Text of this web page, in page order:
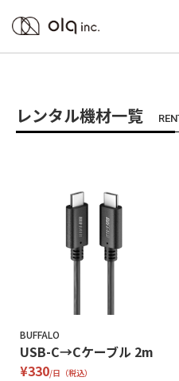
レンタル機材一覧
BUFFALO
USB-C→Cケーブル 2m
¥330/日（税込）